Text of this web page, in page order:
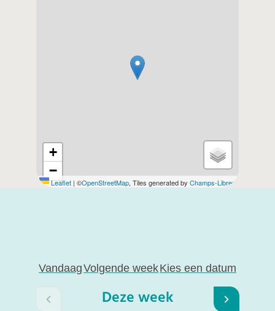
+
−
Leaflet | ©OpenStreetMap, Tiles generated by Champs-Libres
Openingsuren
VandaagVolgende weekKies een datum
Deze week
Bekijk openingsuren van de week hiervoor
Bekijk